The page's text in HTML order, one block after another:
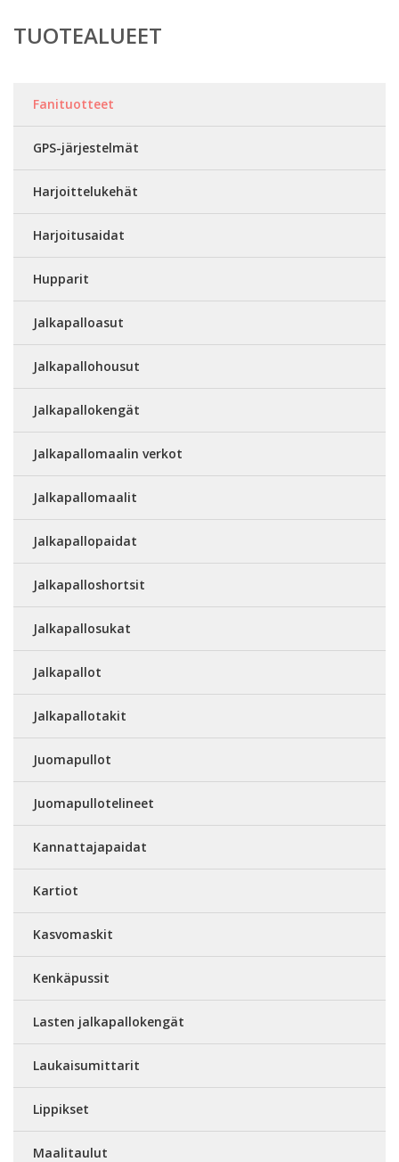
TUOTEALUEET
Fanituotteet
GPS-järjestelmät
Harjoittelukehät
Harjoitusaidat
Hupparit
Jalkapalloasut
Jalkapallohousut
Jalkapallokengät
Jalkapallomaalin verkot
Jalkapallomaalit
Jalkapallopaidat
Jalkapalloshortsit
Jalkapallosukat
Jalkapallot
Jalkapallotakit
Juomapullot
Juomapullotelineet
Kannattajapaidat
Kartiot
Kasvomaskit
Kenkäpussit
Lasten jalkapallokengät
Laukaisumittarit
Lippikset
Maalitaulut